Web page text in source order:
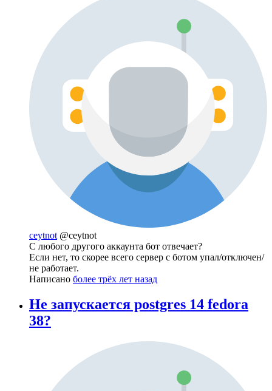
ceytnot @ceytnot
С любого другого аккаунта бот отвечает?
Если нет, то скорее всего сервер с ботом упал/отключен/
не работает.
Написано более трёх лет назад
Не запускается postgres 14 fedora
38?